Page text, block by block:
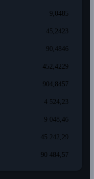
9,0485
45,2423
90,4846
452,4229
904,8457
4 524,23
9 048,46
45 242,29
90 484,57